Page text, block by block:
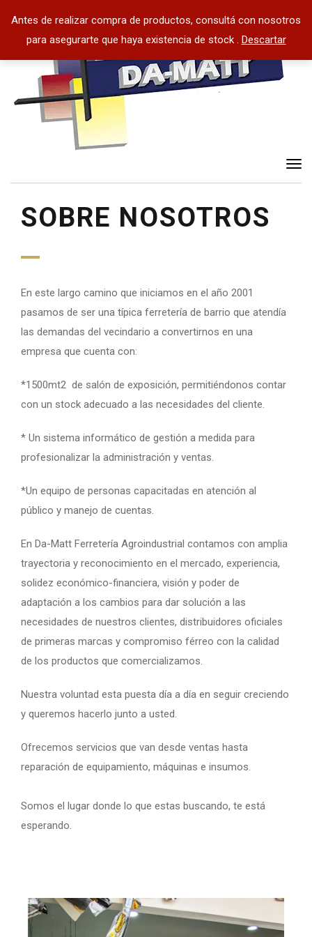
Antes de realizar compra de productos, consultá con nosotros
para asegurarte que haya existencia de stock . Descartar
SOBRE NOSOTROS
En este largo camino que iniciamos en el año 2001
pasamos de ser una típica ferretería de barrio que atendía
las demandas del vecindario a convertirnos en una
empresa que cuenta con:
*1500mt2 de salón de exposición, permitiéndonos contar
con un stock adecuado a las necesidades del cliente.
* Un sistema informático de gestión a medida para
profesionalizar la administración y ventas.
*Un equipo de personas capacitadas en atención al
público y manejo de cuentas.
En Da-Matt Ferretería Agroindustrial contamos con amplia
trayectoria y reconocimiento en el mercado, experiencia,
solidez económico-financiera, visión y poder de
adaptación a los cambios para dar solución a las
necesidades de nuestros clientes, distribuidores oficiales
de primeras marcas y compromiso férreo con la calidad
de los productos que comercializamos.
Nuestra voluntad esta puesta día a día en seguir creciendo
y queremos hacerlo junto a usted.
Ofrecemos servicios que van desde ventas hasta
reparación de equipamiento, máquinas e insumos.
Somos el lugar donde lo que estas buscando, te está
esperando.